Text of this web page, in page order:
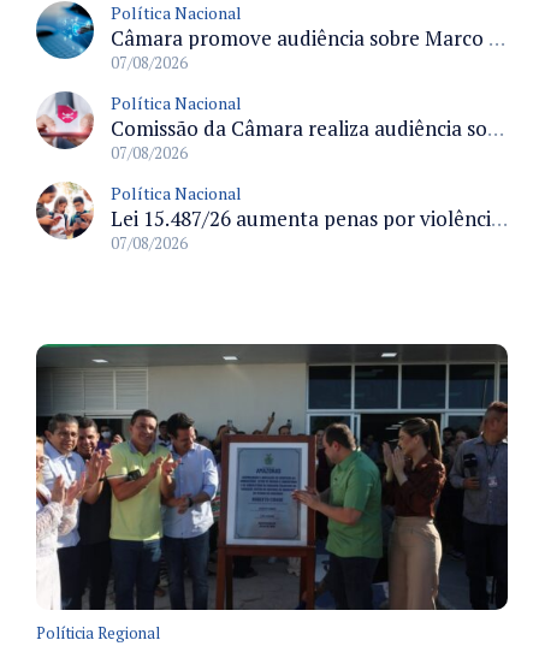
Política Nacional
Câmara promove audiência sobre Marco de Fomento à Economia Digital e impactos da inteligência artificial
07/08/2026
Política Nacional
Comissão da Câmara realiza audiência sobre apostas online para medir o tamanho do mercado ilegal
07/08/2026
Política Nacional
Lei 15.487/26 aumenta penas por violência sexual digital contra crianças e adolescentes e autoriza ronda virtual para investigação
07/08/2026
Políticia Regional